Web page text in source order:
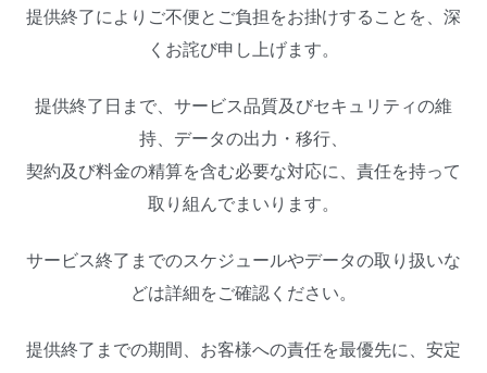
提供終了によりご不便とご負担をお掛けすることを、深
くお詫び申し上げます。
提供終了日まで、サービス品質及びセキュリティの維
持、データの出力・移行、
契約及び料金の精算を含む必要な対応に、責任を持って
取り組んでまいります。
サービス終了までのスケジュールやデータの取り扱いな
どは詳細をご確認ください。
提供終了までの期間、お客様への責任を最優先に、安定